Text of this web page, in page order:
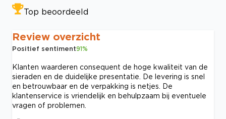
Top beoordeeld
Review overzicht
Positief sentiment91%
Klanten waarderen consequent de hoge kwaliteit van de
sieraden en de duidelijke presentatie. De levering is snel
en betrouwbaar en de verpakking is netjes. De
klantenservice is vriendelijk en behulpzaam bij eventuele
vragen of problemen.